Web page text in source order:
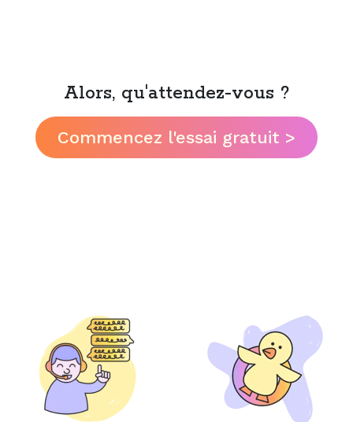
Alors, qu'attendez-vous ?
Commencez l'essai gratuit >